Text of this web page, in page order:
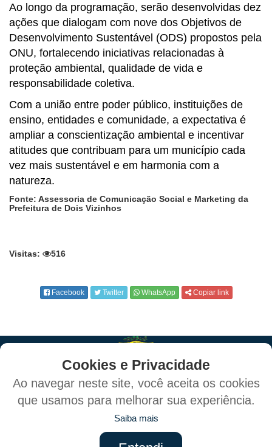
Ao longo da programação, serão desenvolvidas dez
ações que dialogam com nove dos Objetivos de
Desenvolvimento Sustentável (ODS) propostos pela
ONU, fortalecendo iniciativas relacionadas à
proteção ambiental, qualidade de vida e
responsabilidade coletiva.
Com a união entre poder público, instituições de
ensino, entidades e comunidade, a expectativa é
ampliar a conscientização ambiental e incentivar
atitudes que contribuam para um município cada
vez mais sustentável e em harmonia com a
natureza.
Fonte: Assessoria de Comunicação Social e Marketing da
Prefeitura de Dois Vizinhos
Visitas: 516
Facebook Twitter WhatsApp Copiar link
Política de Privacidade e Proteção de Dados
Cookies e Privacidade
Ao navegar neste site, você aceita os cookies
que usamos para melhorar sua experiência.
Saiba mais